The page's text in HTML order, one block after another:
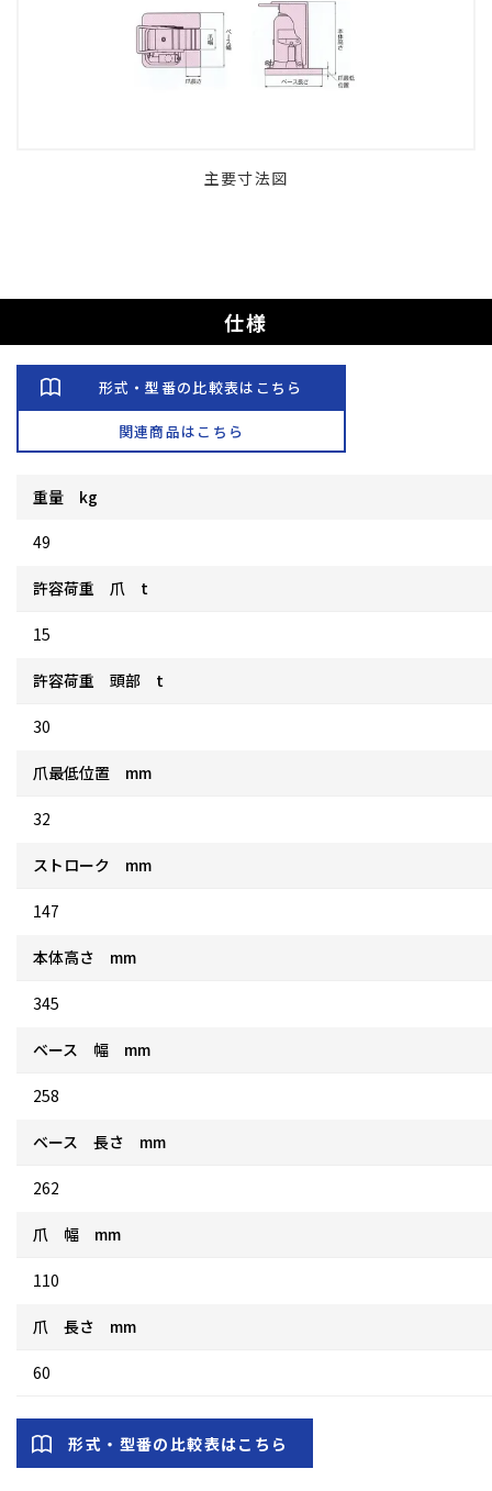
主要寸法図
仕様
形式・型番の比較表はこちら
関連商品はこちら
重量 kg
49
許容荷重 爪 t
15
許容荷重 頭部 t
30
爪最低位置 mm
32
ストローク mm
147
本体高さ mm
345
ベース 幅 mm
258
ベース 長さ mm
262
爪 幅 mm
110
爪 長さ mm
60
形式・型番の比較表はこちら